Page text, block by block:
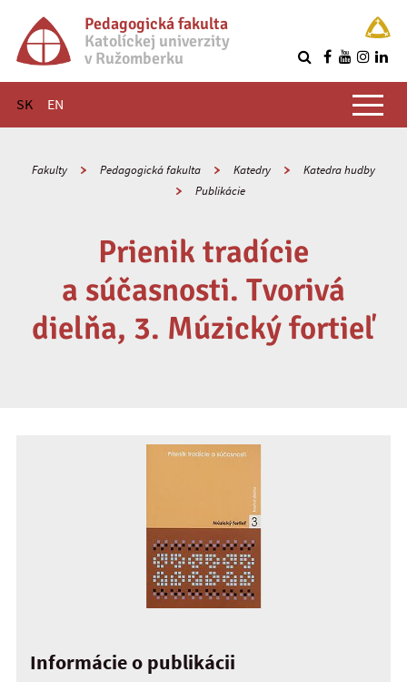
Pedagogická fakulta
Katolíckej univerzity
v Ružomberku
SK EN
Hlavné menu
Fakulty Pedagogická fakulta Katedry
Katedra hudby
Publikácie
Prienik tradície
a súčasnosti. Tvorivá
dielňa, 3. Múzický fortieľ
Informácie o publikácii